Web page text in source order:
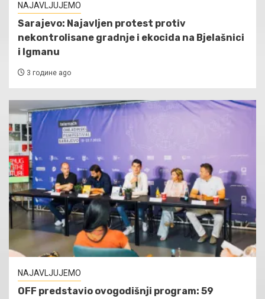
NAJAVLJUJEMO
Sarajevo: Najavljen protest protiv
nekontrolisane gradnje i ekocida na Bjelašnici
i Igmanu
3 године ago
NAJAVLJUJEMO
OFF predstavio ovogodišnji program: 59